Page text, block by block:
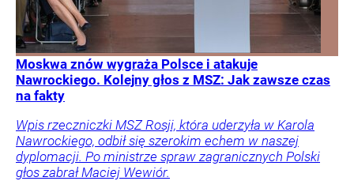
Moskwa znów wygraża Polsce i atakuje
Nawrockiego. Kolejny głos z MSZ: Jak zawsze czas
na fakty
Wpis rzeczniczki MSZ Rosji, która uderzyła w Karola
Nawrockiego, odbił się szerokim echem w naszej
dyplomacji. Po ministrze spraw zagranicznych Polski
głos zabrał Maciej Wewiór.